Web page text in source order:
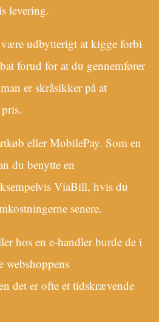
levering.
udbytterigt at kigge forbi
forud for at du gennemfører
er skråsikker på at
eller MobilePay. Som en
du benytte en
ViaBill, hvis du
senere.
hos en e-handler burde de i
webshoppens
det er ofte et tidskrævende